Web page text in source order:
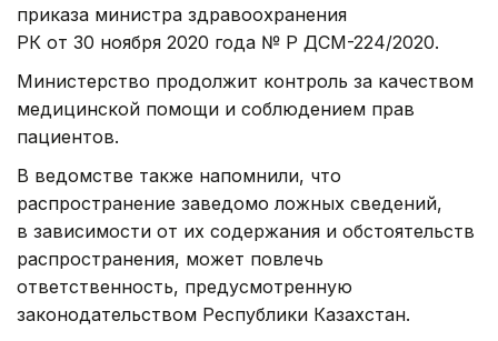
приказа министра здравоохранения
РК от 30 ноября 2020 года № ҚР ДСМ-224/2020.
Министерство продолжит контроль за качеством
медицинской помощи и соблюдением прав
пациентов.
В ведомстве также напомнили, что
распространение заведомо ложных сведений,
в зависимости от их содержания и обстоятельств
распространения, может повлечь
ответственность, предусмотренную
законодательством Республики Казахстан.